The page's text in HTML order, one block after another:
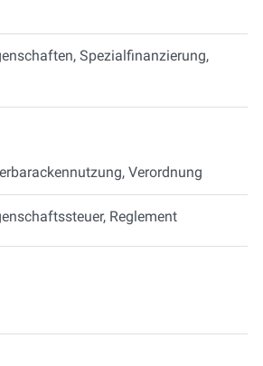
Spezialfinanzierung,
Verordnung
Reglement